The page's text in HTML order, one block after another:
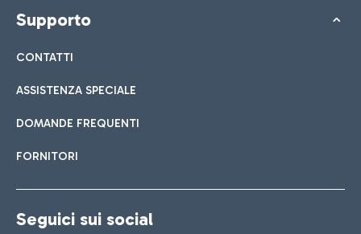
Supporto
CONTATTI
ASSISTENZA SPECIALE
DOMANDE FREQUENTI
FORNITORI
Seguici sui social